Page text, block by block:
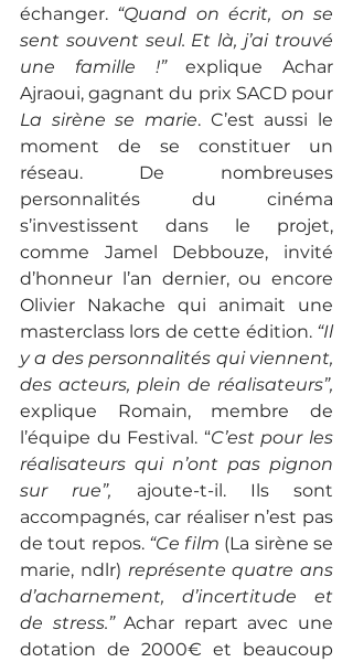
échanger. “Quand on écrit, on se
sent souvent seul. Et là, j’ai trouvé
une famille !” explique Achar
La sirène se marie. C’est aussi le
moment de se constituer un
réseau. De nombreuses
personnalités du cinéma
s’investissent dans le projet,
comme Jamel Debbouze, invité
d’honneur l’an dernier, ou encore
Olivier Nakache qui animait une
masterclass lors de cette édition. “Il
y a des personnalités qui viennent,
des acteurs, plein de réalisateurs”,
explique Romain, membre de
l’équipe du Festival. “C’est pour les
réalisateurs qui n’ont pas pignon
sur rue”, ajoute-t-il. Ils sont
accompagnés, car réaliser n’est pas
de tout repos. “Ce film (La sirène se
marie, ndlr) représente quatre ans
d’acharnement, d’incertitude et
de stress.” Achar repart avec une
dotation de 2000€ et beaucoup